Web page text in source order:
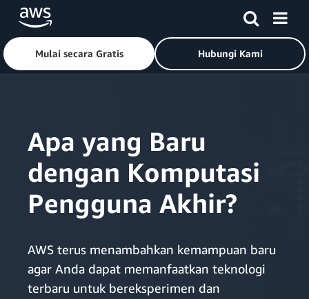
Mulai secara Gratis Hubungi Kami
Apa yang Baru
dengan Komputasi
Pengguna Akhir?
AWS terus menambahkan kemampuan baru
agar Anda dapat memanfaatkan teknologi
terbaru untuk bereksperimen dan